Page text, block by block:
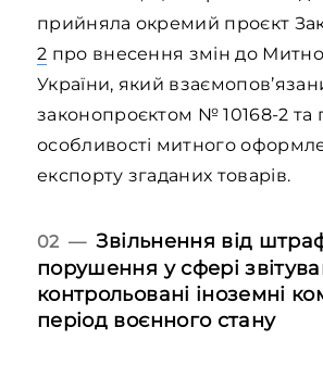
прийняла окремий проєкт
2 про внесення змін до
України, який
законопроєктом № 10168-2 та
особливості митного
експорту згаданих товарів.
02 —Звільнення від
порушення у сфері
контрольовані іноземні
період воєнного стану